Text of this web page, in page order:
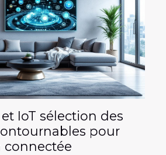
IoT sélection des
pour
connectée